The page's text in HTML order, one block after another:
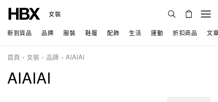
女裝
新到貨品 品牌 服裝 鞋履 配飾 生活 運動 折扣商品 文
首頁 女裝 品牌 AIAIAI
AIAIAI